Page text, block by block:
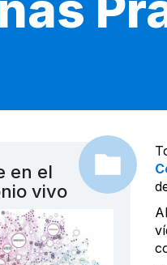
en el
vivo